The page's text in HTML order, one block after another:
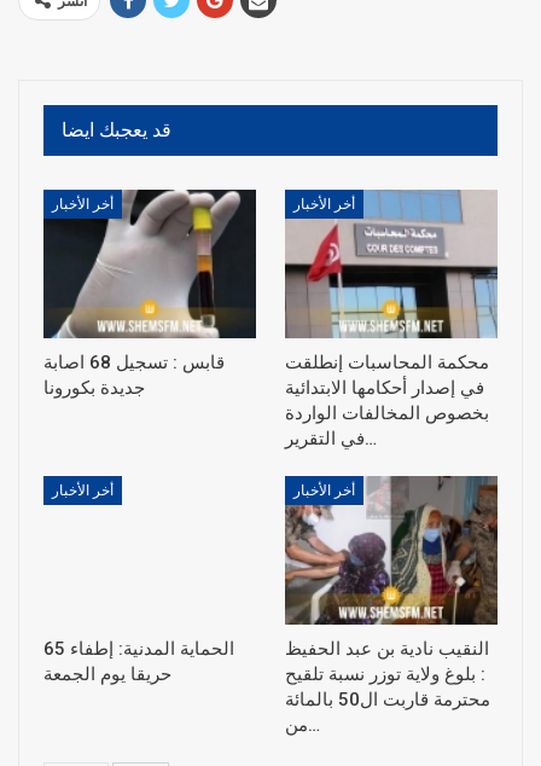
قد يعجبك ايضا
أخر الأخبار
قابس : تسجيل 68 اصابة
جديدة بكورونا
أخر الأخبار
محكمة المحاسبات إنطلقت
في إصدار أحكامها الابتدائية
بخصوص المخالفات الواردة
في التقرير…
أخر الأخبار
الحماية المدنية: إطفاء 65
حريقا يوم الجمعة
أخر الأخبار
النقيب نادية بن عبد الحفيظ
: بلوغ ولاية توزر نسبة تلقيح
محترمة قاربت ال50 بالمائة
من…